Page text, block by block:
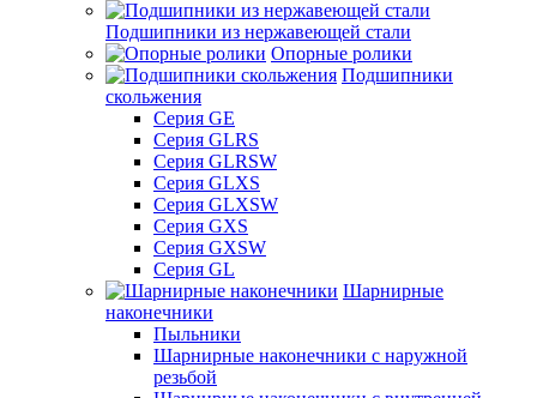
Подшипники из нержавеющей стали
Опорные ролики
Подшипники
скольжения
Серия GE
Серия GLRS
Серия GLRSW
Серия GLXS
Серия GLXSW
Серия GXS
Серия GXSW
Серия GL
Шарнирные
наконечники
Пыльники
Шарнирные наконечники с наружной
резьбой